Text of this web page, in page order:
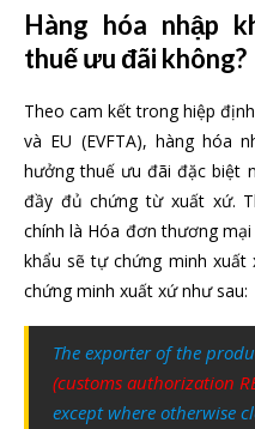
Hàng hóa nhập
thuế ưu đãi không?
Theo cam kết trong hiệp
và EU (EVFTA), hàng hóa
hưởng thuế ưu đãi đặc biệt
đầy đủ chứng từ xuất xứ.
chính là Hóa đơn thương
khẩu sẽ tự chứng minh xuất
chứng minh xuất xứ như sau:
The exporter of the
(customs authorization
except where otherwise